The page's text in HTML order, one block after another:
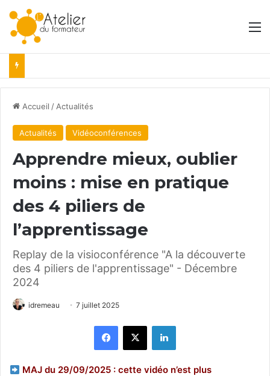
Accueil / Actualités
Actualités Vidéoconférences
Apprendre mieux, oublier
moins : mise en pratique
des 4 piliers de
l’apprentissage
Replay de la visioconférence "A la découverte
des 4 piliers de l'apprentissage" - Décembre
2024
idremeau 7 juillet 2025
Facebook
X Linkedin
MAJ du 29/09/2025 : cette vidéo n’est plus